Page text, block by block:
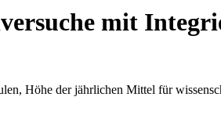
mit
Höhe der jährlichen Mittel für